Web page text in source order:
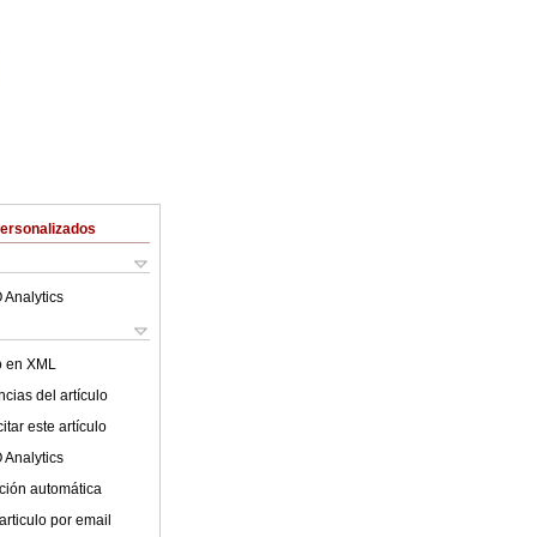
Analytics
en XML
del artículo
este artículo
Analytics
automática
por email